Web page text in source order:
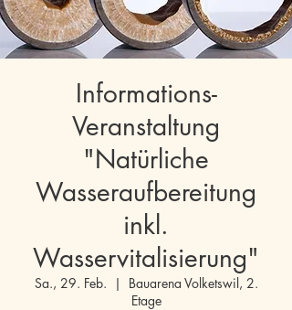
Informations-
Veranstaltung
"Natürliche
Wasseraufbereitung
inkl.
Wasservitalisierung"
Sa., 29. Feb.
  |
Bauarena Volketswil, 2.
Etage